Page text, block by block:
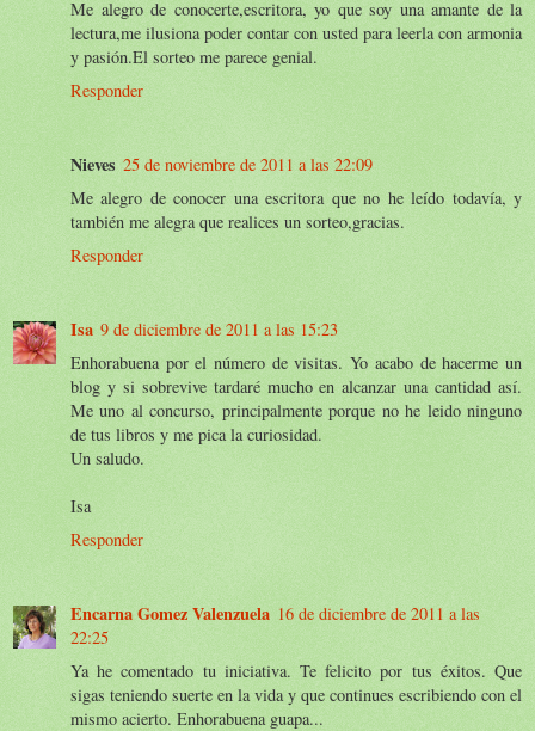
Me alegro de conocerte,escritora, yo que soy una amante de la
lectura,me ilusiona poder contar con usted para leerla con armonia
y pasión.El sorteo me parece genial.
Responder
Nieves 25 de noviembre de 2011 a las 22:09
Me alegro de conocer una escritora que no he leído todavía, y
también me alegra que realices un sorteo,gracias.
Responder
Isa 9 de diciembre de 2011 a las 15:23
Enhorabuena por el número de visitas. Yo acabo de hacerme un
blog y si sobrevive tardaré mucho en alcanzar una cantidad así.
Me uno al concurso, principalmente porque no he leido ninguno
de tus libros y me pica la curiosidad.
Un saludo.
Isa
Responder
Encarna Gomez Valenzuela 16 de diciembre de 2011 a las
22:25
Ya he comentado tu iniciativa. Te felicito por tus éxitos. Que
sigas teniendo suerte en la vida y que continues escribiendo con el
mismo acierto. Enhorabuena guapa...